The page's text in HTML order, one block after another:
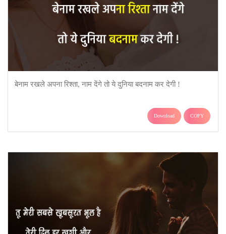
बेनाम रखले अपना रिश्ता, नाम देंगे तो ये दुनिया बदनाम कर देगी !
Download COPY